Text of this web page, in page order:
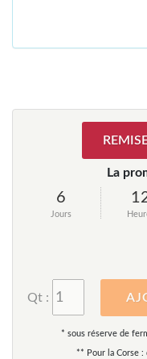
La
6
Jours
Qt :
* sous réserve de
** Pour la Corse :